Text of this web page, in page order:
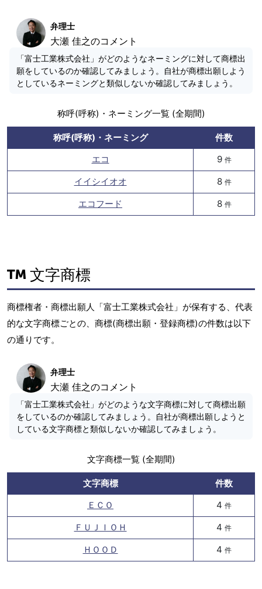
弁理士
大瀬 佳之のコメント
「富士工業株式会社」がどのようなネーミングに対して商標出
願をしているのか確認してみましょう。自社が商標出願しよう
としているネーミングと類似しないか確認してみましょう。
称呼(呼称)・ネーミング一覧 (全期間)
称呼(呼称)・ネーミング
件数
エコ
9 件
イイシイオオ 8 件
エコフード 8 件
文字商標
商標権者・商標出願人「富士工業株式会社」が保有する、代表
的な文字商標ごとの、商標(商標出願・登録商標)の件数は以下
の通りです。
弁理士
大瀬 佳之のコメント
「富士工業株式会社」がどのような文字商標に対して商標出願
をしているのか確認してみましょう。自社が商標出願しようと
している文字商標と類似しないか確認してみましょう。
文字商標一覧 (全期間)
文字商標
件数
ＥＣＯ
4 件
ＦＵＪＩＯＨ 4 件
ＨＯＯＤ 4 件